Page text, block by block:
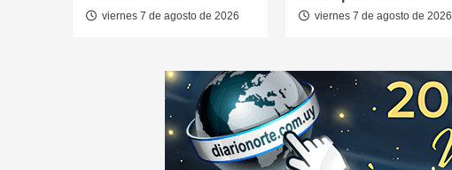
viernes 7 de agosto de 2026 viernes 7 de agosto de 2026